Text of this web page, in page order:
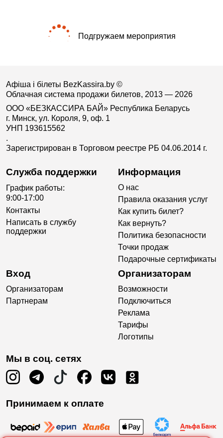
Подгружаем мероприятия
Афіша і білеты BezKassira.by ©
Облачная система продажи билетов, 2013 — 2026
ООО «БЕЗКАССИРА БАЙ» Республика Беларусь
г. Минск, ул. Короля, 9, оф. 1
УНП 193615562
.
Зарегистрирован в Торговом реестре РБ 04.06.2014 г.
Служба поддержки
График работы:
9:00-17:00
Контакты
Написать в службу
поддержки
Информация
О нас
Правила оказания услуг
Как купить билет?
Как вернуть?
Политика безопасности
Точки продаж
Подарочные сертификаты
Вход
Организаторам
Партнерам
Организаторам
Возможности
Подключиться
Реклама
Тарифы
Логотипы
Мы в соц. сетях
Принимаем к оплате